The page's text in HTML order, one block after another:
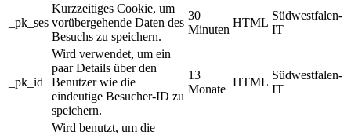
_pk_ses
Kurzzeitiges Cookie, um
vorübergehende Daten des
Besuchs zu speichern.
30
Minuten
HTML
Südwestfalen-
IT
_pk_id
Wird verwendet, um ein
paar Details über den
Benutzer wie die
eindeutige Besucher-ID zu
speichern.
13
Monate
HTML
Südwestfalen-
IT
Wird benutzt, um die